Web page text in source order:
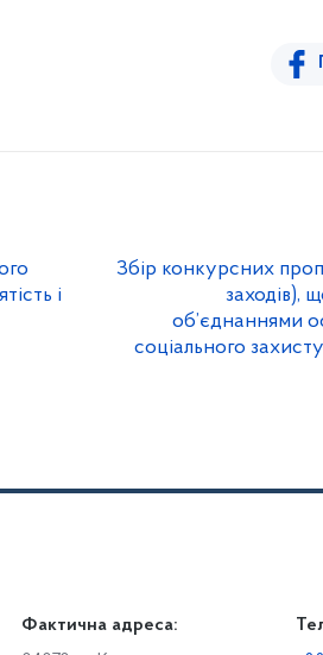
і
Збір конкурсних
заходів),
об’єднаннями
соціального
Фактична адреса: